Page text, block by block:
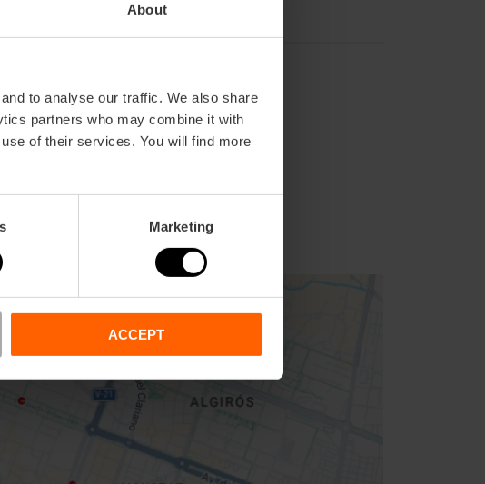
About
to analyse our traffic. We also share
partners who may combine it with
of their services. You will find more
Marketing
ACCEPT